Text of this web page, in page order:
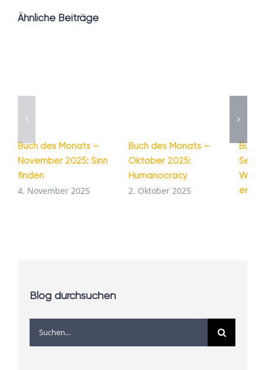
Ähnliche Beiträge
Buch des Monats –
November 2025: Sinn
finden
4. November 2025
Buch des Monats –
Oktober 2025:
Humanocracy
2. Oktober 2025
Buch
Wie
Blog durchsuchen
Suche
nach: